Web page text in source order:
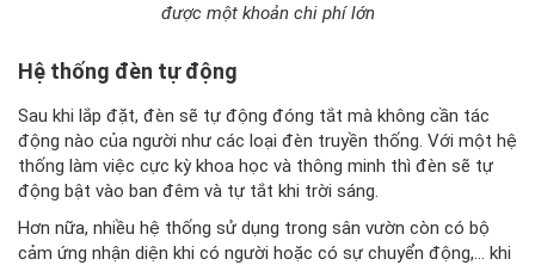
được một khoản chi phí lớn
Hệ thống đèn tự động
Sau khi lắp đặt, đèn sẽ tự động đóng tắt mà không cần tác
động nào của người như các loại đèn truyền thống. Với một hệ
thống làm việc cực kỳ khoa học và thông minh thì đèn sẽ tự
động bật vào ban đêm và tự tắt khi trời sáng.
Hơn nữa, nhiều hệ thống sử dụng trong sân vườn còn có bộ
cảm ứng nhận diện khi có người hoặc có sự chuyển động,… khi